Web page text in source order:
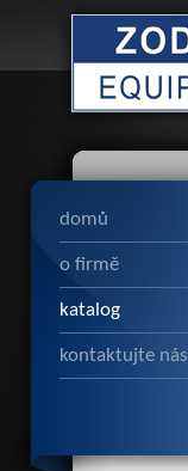
domů
o firmě
katalog
kontaktujte nás